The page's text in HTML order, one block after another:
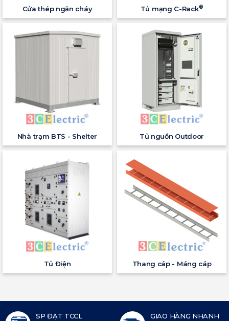
Cửa thép ngăn cháy Tủ mạng C-Rack®
Nhà trạm BTS - Shelter Tủ nguồn Outdoor
Tủ Điện Thang cáp - Máng cáp
SP ĐẠT TCCL
GIAO HÀNG NHANH